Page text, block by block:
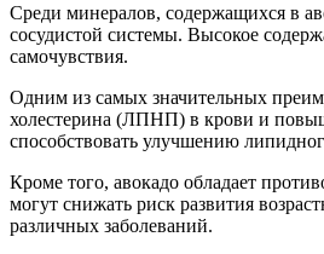
Среди минералов, содержащихся в
сосудистой системы. Высокое
самочувствия.
Одним из самых значительных
холестерина (ЛПНП) в крови и
способствовать улучшению
Кроме того, авокадо обладает
могут снижать риск развития
различных заболеваний.